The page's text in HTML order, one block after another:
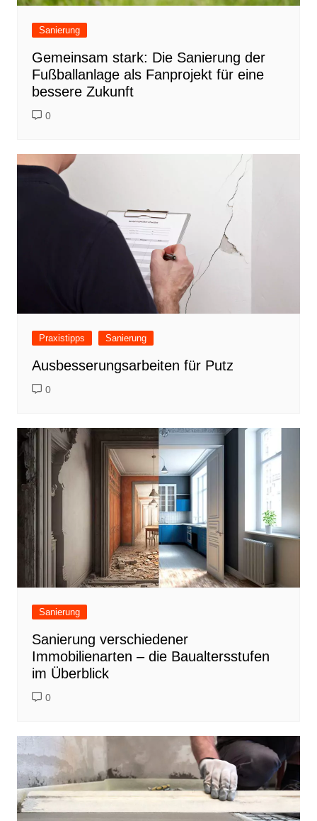
Sanierung
Gemeinsam stark: Die Sanierung der
Fußballanlage als Fanprojekt für eine
bessere Zukunft
0
Praxistipps Sanierung
Ausbesserungsarbeiten für Putz
0
Sanierung
Sanierung verschiedener
Immobilienarten – die Baualtersstufen
im Überblick
0